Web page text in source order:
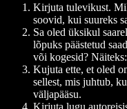
Kirjuta tulevikust.
soovid, kui suureks
Sa oled üksikul
lõpuks päästetud
või kogesid?
Kujuta ette, et oled
sellest, mis juhtub,
väljapääsu.
Kirjuta lugu